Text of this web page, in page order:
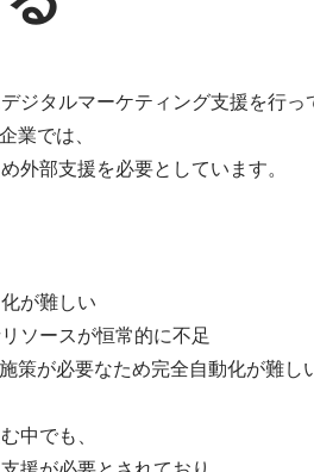
ジタルマーケティング支援を行っ
業では、
外部支援を必要としています。
が難しい
ソースが恒常的に不足
策が必要なため完全自動化が難し
中でも、